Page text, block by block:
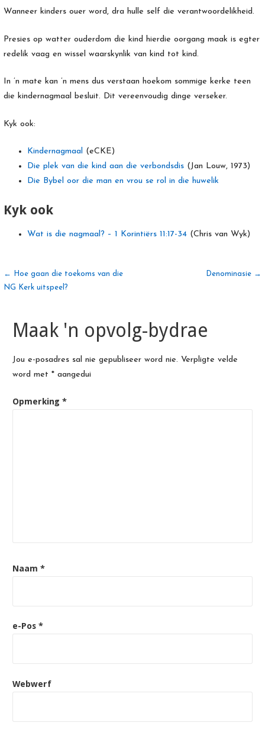
Wanneer kinders ouer word, dra hulle self die verantwoordelikheid.
Presies op watter ouderdom die kind hierdie oorgang maak is egter
redelik vaag en wissel waarskynlik van kind tot kind.
In ’n mate kan ’n mens dus verstaan hoekom sommige kerke teen
die kindernagmaal besluit. Dit vereenvoudig dinge verseker.
Kyk ook:
Kindernagmaal (eCKE)
Die plek van die kind aan die verbondsdis (Jan Louw, 1973)
Die Bybel oor die man en vrou se rol in die huwelik
Kyk ook
Wat is die nagmaal? – 1 Korintiërs 11:17-34 (Chris van Wyk)
Artikel
navigasie
← Hoe gaan die toekoms van die
NG Kerk uitspeel?
Denominasie →
Maak 'n opvolg-bydrae
Jou e-posadres sal nie gepubliseer word nie. Verpligte velde
word met *aangedui
Opmerking *
Naam *
e-Pos *
Webwerf